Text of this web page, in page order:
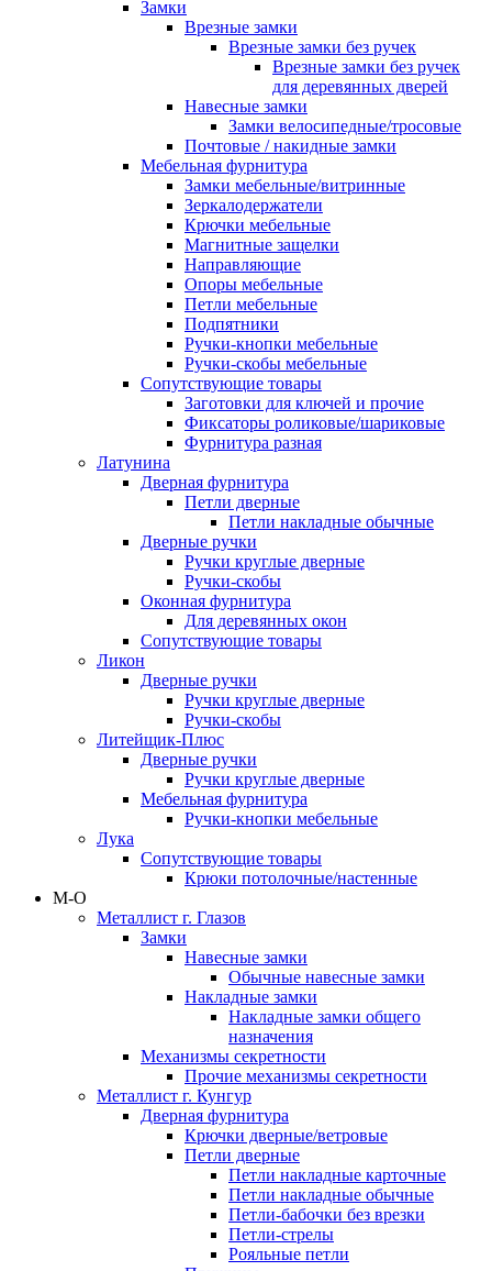
Замки
Врезные замки
Врезные замки без ручек
Врезные замки без ручек
для деревянных дверей
Навесные замки
Замки велосипедные/тросовые
Почтовые / накидные замки
Мебельная фурнитура
Замки мебельные/витринные
Зеркалодержатели
Крючки мебельные
Магнитные защелки
Направляющие
Опоры мебельные
Петли мебельные
Подпятники
Ручки-кнопки мебельные
Ручки-скобы мебельные
Сопутствующие товары
Заготовки для ключей и прочие
Фиксаторы роликовые/шариковые
Фурнитура разная
Латунина
Дверная фурнитура
Петли дверные
Петли накладные обычные
Дверные ручки
Ручки круглые дверные
Ручки-скобы
Оконная фурнитура
Для деревянных окон
Сопутствующие товары
Ликон
Дверные ручки
Ручки круглые дверные
Ручки-скобы
Литейщик-Плюс
Дверные ручки
Ручки круглые дверные
Мебельная фурнитура
Ручки-кнопки мебельные
Лука
Сопутствующие товары
Крюки потолочные/настенные
М-О
Металлист г. Глазов
Замки
Навесные замки
Обычные навесные замки
Накладные замки
Накладные замки общего
назначения
Механизмы секретности
Прочие механизмы секретности
Металлист г. Кунгур
Дверная фурнитура
Крючки дверные/ветровые
Петли дверные
Петли накладные карточные
Петли накладные обычные
Петли-бабочки без врезки
Петли-стрелы
Рояльные петли